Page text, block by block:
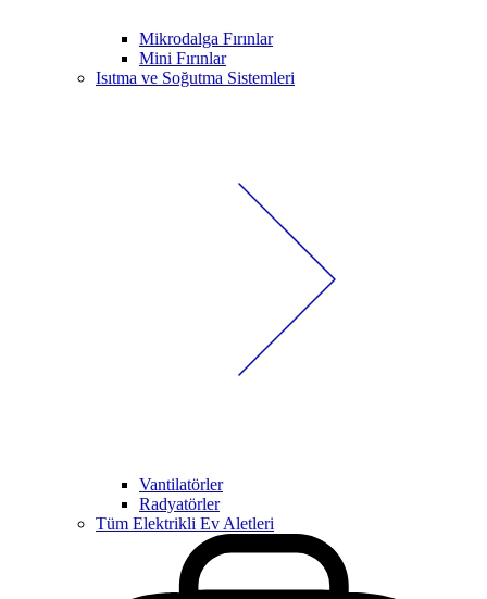
Mikrodalga Fırınlar
Mini Fırınlar
Isıtma ve Soğutma Sistemleri
Vantilatörler
Radyatörler
Tüm Elektrikli Ev Aletleri